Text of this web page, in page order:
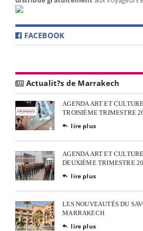
FACEBOOK
Actualit?s de Marrakech
AGENDA ART ET
TROISIÈME TRIMESTRE
 lire plus
AGENDA ART ET
DEUXIÈME TRIMESTRE
 lire plus
LES NOUVEAUTÉS DU
MARRAKECH
 lire plus